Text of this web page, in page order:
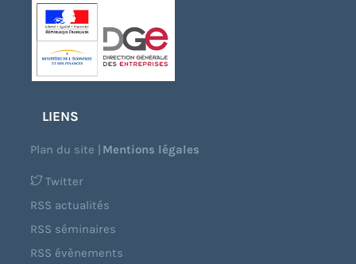
LIENS
Plan du site |Mentions légales
Twitter
RSS actualités
RSS séminaires
RSS évènements